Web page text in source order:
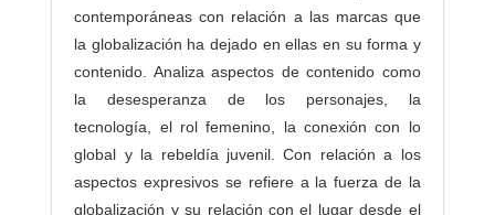
contemporáneas con relación a las marcas que
la globalización ha dejado en ellas en su forma y
contenido. Analiza aspectos de contenido como
la desesperanza de los personajes, la
tecnología, el rol femenino, la conexión con lo
global y la rebeldía juvenil. Con relación a los
aspectos expresivos se refiere a la fuerza de la
globalización y su relación con el lugar desde el